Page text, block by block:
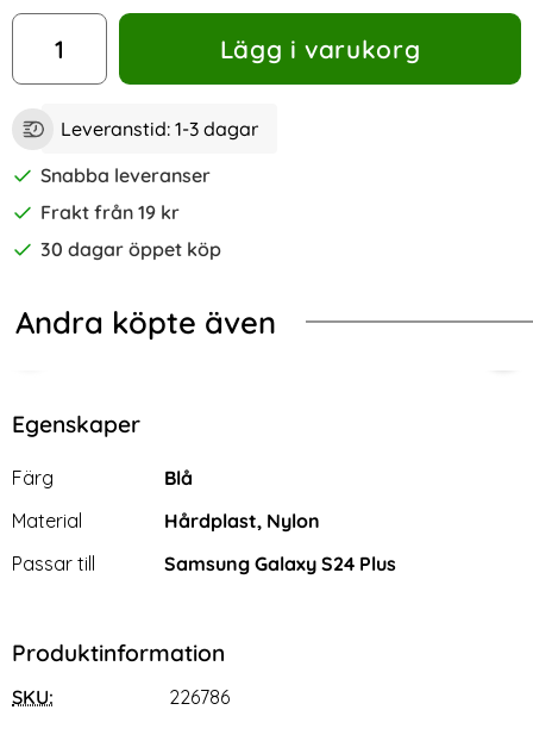
antal
Lägg i varukorg
Leveranstid: 1-3 dagar
Snabba leveranser
Frakt från 19 kr
30 dagar öppet köp
Andra köpte även
Ring Hybrid Blå
Galaxy S24 Plus Skal Ring Svart
2-PACK Samsung S24 Plus
Egenskaper
Egenskaper/attribut för denna produkt
Attribut
Färg
Blå
Material
Hårdplast, Nylon
Passar till
Samsung Galaxy S24 Plus
Produktinformation
SKU: 226786